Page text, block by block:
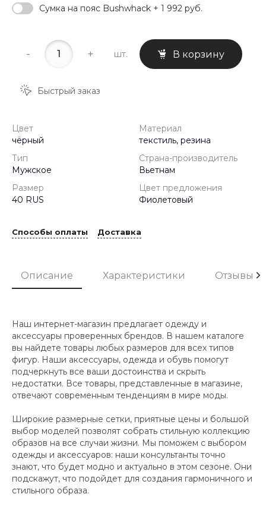
Сумка на пояс Bushwhack + 1 992 руб.
- + шт. В корзину
Быстрый заказ
Цвет
чёрный
Материал
текстиль, резина
Тип
Мужское
Страна-производитель
Вьетнам
Размер
40 RUS
Цвет предложения
Фиолетовый
Способы оплаты Доставка
Описание Характеристики Отзывы
Наш интернет-магазин предлагает одежду и
аксессуары проверенных брендов. В нашем каталоге
вы найдете товары любых размеров для всех типов
фигур. Наши аксессуары, одежда и обувь помогут
подчеркнуть все ваши достоинства и скрыть
недостатки. Все товары, представленные в магазине,
отвечают современным тенденциям в мире моды.
Широкие размерные сетки, приятные цены и большой
выбор моделей позволят собрать стильную коллекцию
образов на все случаи жизни. Мы поможем с выбором
одежды и аксессуаров: наши консультанты точно
знают, что будет модно и актуально в этом сезоне. Они
подскажут, что подойдет для создания гармоничного и
стильного образа.